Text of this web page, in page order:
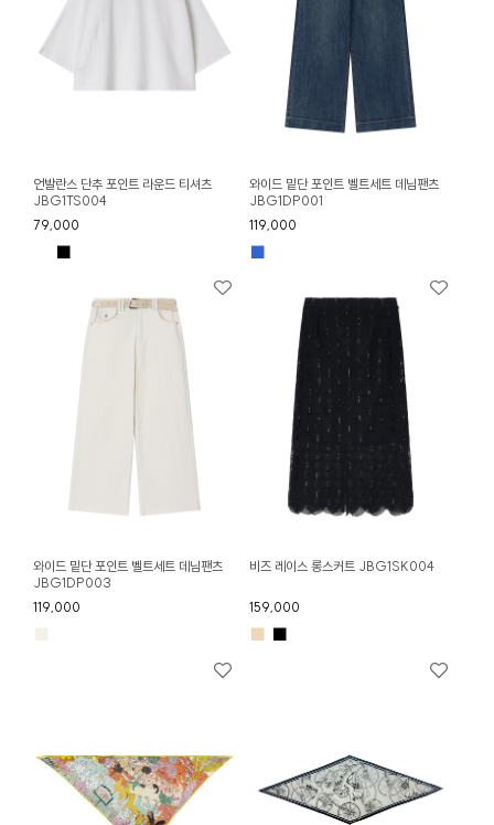
언발란스 단추 포인트 라운드 티셔츠
JBG1TS004
79,000
■
와이드 밑단 포인트 벨트세트 데님팬츠
JBG1DP001
119,000
■
와이드 밑단 포인트 벨트세트 데님팬츠
JBG1DP003
119,000
비즈 레이스 롱스커트 JBG1SK004
159,000
■ ■